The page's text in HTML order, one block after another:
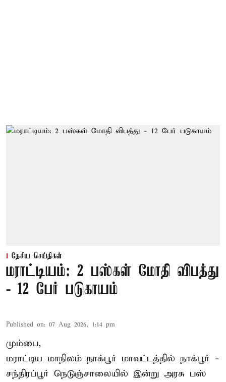
தேசிய செய்திகள்
மராட்டியம்: 2 பஸ்கள் மோதி விபத்து
- 12 பேர் படுகாயம்
Published on: 07 Aug 2026, 1:14 pm
மும்பை,
மராட்டிய மாநிலம் நாக்பூர் மாவட்டத்தில் நாக்பூர் -
சந்திரப்பூர் நெடுஞ்சாலையில் இன்று அரசு பஸ்